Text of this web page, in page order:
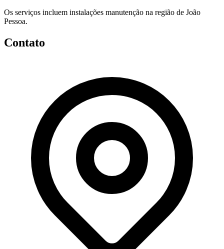
Os serviços incluem instalações manutenção na região de João
Pessoa.
Contato